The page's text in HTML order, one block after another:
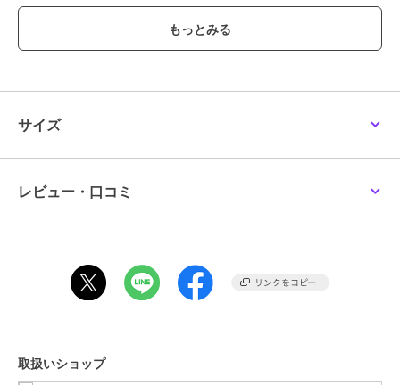
ェミニンを提案するブランドです。
※写真の色味はご覧になる環境（PC のモニタやスマホの画面）によっ
ブランド ジル スチュアート
ショップ
バッグ
／
エコバッグ・サブバッ
グ
サイズ
サイズ
レビュー・口コミ
取扱いショップ